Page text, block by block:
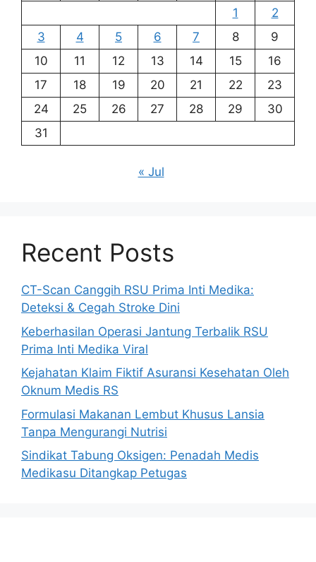
1
2
3
4 5 6 7 8
9
10
11 12 13 14 15
16
17
18 19 20 21 22
23
24
25 26 27 28 29
30
31
« Jul
Recent Posts
CT-Scan Canggih RSU Prima Inti Medika:
Deteksi & Cegah Stroke Dini
Keberhasilan Operasi Jantung Terbalik RSU
Prima Inti Medika Viral
Kejahatan Klaim Fiktif Asuransi Kesehatan Oleh
Oknum Medis RS
Formulasi Makanan Lembut Khusus Lansia
Tanpa Mengurangi Nutrisi
Sindikat Tabung Oksigen: Penadah Medis
Medikasu Ditangkap Petugas